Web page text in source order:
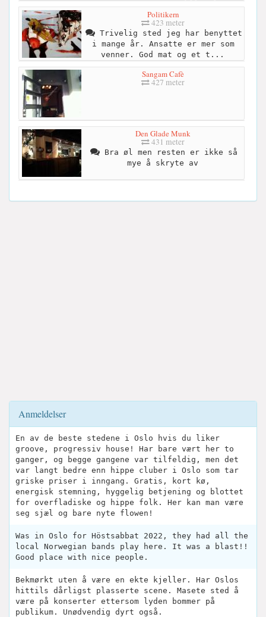
Politikern
423 meter
Trivelig sted jeg har benyttet
i mange år. Ansatte er mer som
venner. God mat og et t...
Sangam Cafè
427 meter
Den Glade Munk
431 meter
Bra øl men resten er ikke så
mye å skryte av
Anmeldelser
En av de beste stedene i Oslo hvis du liker
groove, progressiv house! Har bare vært her to
ganger, og begge gangene var tilfeldig, men det
var langt bedre enn hippe cluber i Oslo som tar
griske priser i inngang. Gratis, kort kø,
energisk stemning, hyggelig betjening og blottet
for overfladiske og hippe folk. Her kan man være
seg sjæl og bare nyte flowen!
Was in Oslo for Höstsabbat 2022, they had all the
local Norwegian bands play here. It was a blast!!
Good place with nice people.
Bekmørkt uten å være en ekte kjeller. Har Oslos
hittils dårligst plasserte scene. Masete sted å
være på konserter ettersom lyden bommer på
publikum. Unødvendig dyrt også.